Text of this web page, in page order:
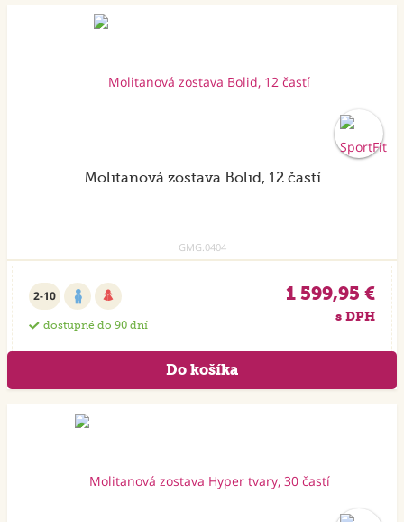
Molitanová zostava Bolid, 12 častí
GMG.0404
2-10
dostupné do 90 dní
1 599,95 €
s DPH